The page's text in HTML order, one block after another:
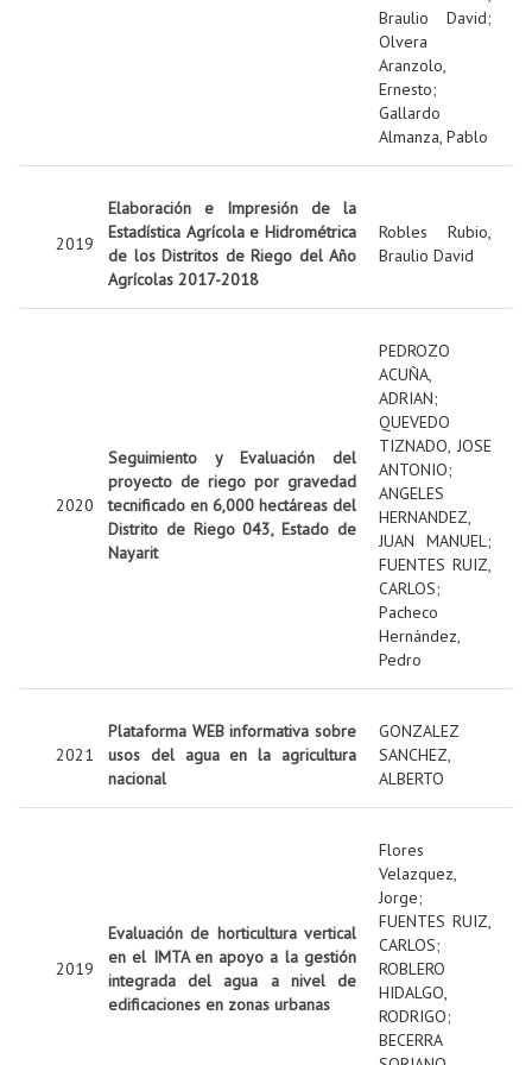
Braulio David;
Olvera
Aranzolo,
Ernesto;
Gallardo
Almanza, Pablo
2019
Elaboración e Impresión de la
Estadística Agrícola e Hidrométrica
de los Distritos de Riego del Año
Agrícolas 2017-2018
Robles Rubio,
Braulio David
2020
Seguimiento y Evaluación del
proyecto de riego por gravedad
tecnificado en 6,000 hectáreas del
Distrito de Riego 043, Estado de
Nayarit
PEDROZO
ACUÑA,
ADRIAN;
QUEVEDO
TIZNADO, JOSE
ANTONIO;
ANGELES
HERNANDEZ,
JUAN MANUEL;
FUENTES RUIZ,
CARLOS;
Pacheco
Hernández,
Pedro
2021
Plataforma WEB informativa sobre
usos del agua en la agricultura
nacional
GONZALEZ
SANCHEZ,
ALBERTO
2019
Evaluación de horticultura vertical
en el IMTA en apoyo a la gestión
integrada del agua a nivel de
edificaciones en zonas urbanas
Flores
Velazquez,
Jorge;
FUENTES RUIZ,
CARLOS;
ROBLERO
HIDALGO,
RODRIGO;
BECERRA